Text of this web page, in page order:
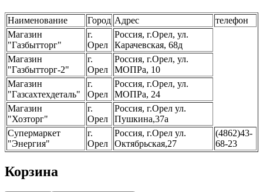
Наименование Город Адрес
телефон
Магазин
"Газбытторг"
г.
Орел
Россия, г.Орел, ул.
Карачевская, 68д
Магазин
"Газбытторг-2"
г.
Орел
Россия, г.Орел, ул.
МОПРа, 10
Магазин
"Газсахтехдеталь"
г.
Орел
Россия, г.Орел, ул.
МОПРа, 24
Магазин
"Хозторг"
г.
Орел
Россия, г.Орел ул.
Пушкина,37а
Супермаркет
"Энергия"
г.
Орел
Россия, г.Орел ул.
Октябрьская,27
(4862)43-
68-23
Корзина